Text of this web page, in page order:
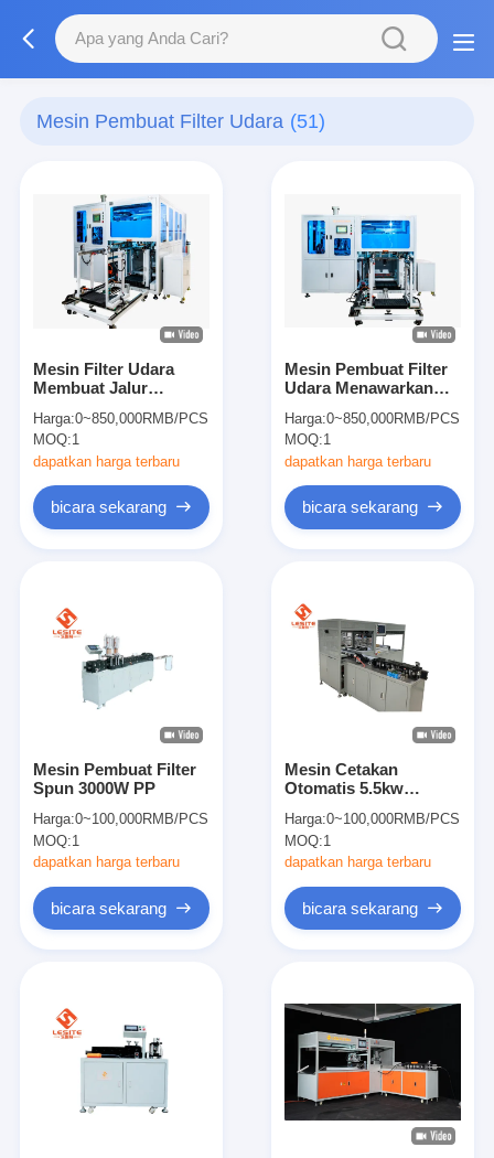
Mesin Pembuat Filter Udara (51)
Mesin Filter Udara
Membuat Jalur
dengan sistem kontrol
Omron untuk
kecepatan tinggi dan
operasi tanpa awak
Harga:0~850,000RMB/PCS
MOQ:1
dapatkan harga terbaru
bicara sekarang
Mesin Pembuat Filter
Udara Menawarkan
Otomatis dan Riveting
untuk Produksi dan
Konsistensi Kantong
Filter
Harga:0~850,000RMB/PCS
MOQ:1
dapatkan harga terbaru
bicara sekarang
Mesin Pembuat Filter
Spun 3000W PP
Harga:0~100,000RMB/PCS
MOQ:1
dapatkan harga terbaru
bicara sekarang
Mesin Cetakan
Otomatis 5.5kw
Untuk Filter Bingkai
Internal
Harga:0~100,000RMB/PCS
MOQ:1
dapatkan harga terbaru
bicara sekarang